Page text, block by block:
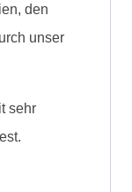
den
unser
sehr